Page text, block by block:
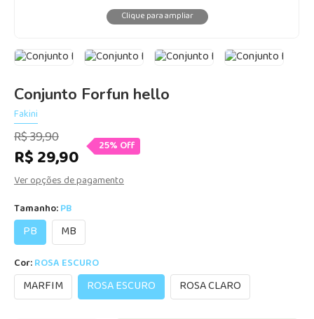
Clique para ampliar
Conjunto Forfun hello
Fakini
R$ 39,90
R$ 29,90 25% Off
Ver opções de pagamento
Tamanho:PB
PB MB
Cor:ROSA ESCURO
MARFIM ROSA ESCURO ROSA CLARO